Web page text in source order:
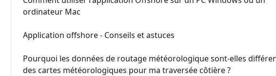
ordinateur Mac
Application offshore - Conseils et astuces
Pourquoi les données de routage météorologique sont-elles
des cartes météorologiques pour ma traversée côtière ?